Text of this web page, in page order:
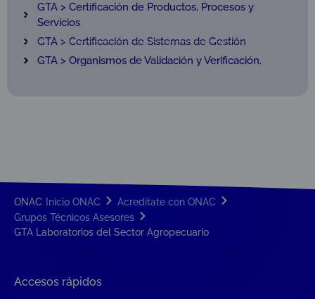
GTA > Certificación de Productos, Procesos y
Servicios
GTA > Certificación de Sistemas de Gestión
GTA > Organismos de Validación y Verificación.
ONAC Inicio ONAC
Acredítate con ONAC
Grupos Técnicos Asesores
GTA Laboratorios del Sector Agropecuario
Accesos rápidos